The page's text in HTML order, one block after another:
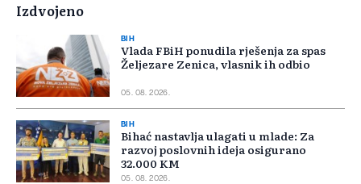
Izdvojeno
BIH
Vlada FBiH ponudila rješenja za spas
Željezare Zenica, vlasnik ih odbio
05. 08. 2026.
BIH
Bihać nastavlja ulagati u mlade: Za
razvoj poslovnih ideja osigurano
32.000 KM
05. 08. 2026.